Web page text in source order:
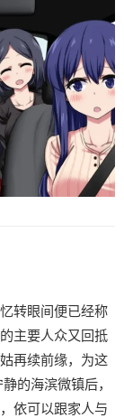
转眼间便已经称
主要人众又回抵
再续前缘，为这
的海滨微镇后，
依可以跟家人与